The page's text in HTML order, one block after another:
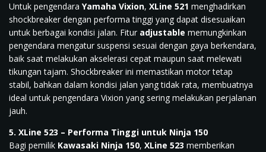
Untuk pengendara Yamaha Vixion, XLine 521 menghadirkan
shockbreaker dengan performa tinggi yang dapat disesuaikan
untuk berbagai kondisi jalan. Fitur adjustable memungkinkan
pengendara mengatur suspensi sesuai dengan gaya berkendara,
baik saat melakukan akselerasi cepat maupun saat melewati
tikungan tajam. Shockbreaker ini memastikan motor tetap
stabil, bahkan dalam kondisi jalan yang tidak rata, membuatnya
ideal untuk pengendara Vixion yang sering melakukan perjalanan
jauh.
5. XLine 523 – Performa Tinggi untuk Ninja 150
Bagi pemilik Kawasaki Ninja 150, XLine 523 memberikan